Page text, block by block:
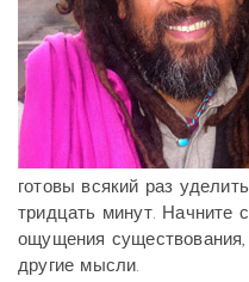
готовы всякий раз
тридцать минут. Начните
ощущения
другие мысли.